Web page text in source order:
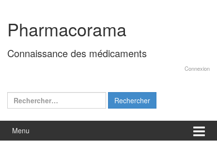
contenu
menu
principal
Pharmacorama
Connaissance des médicaments
Connexion
Rechercher :
Menu